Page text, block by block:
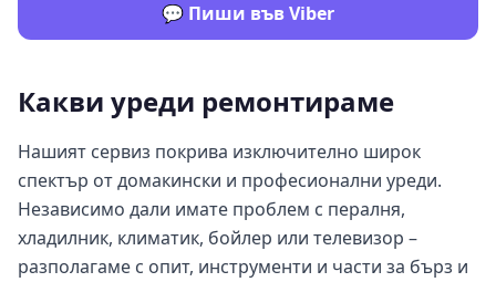
💬 Пиши във Viber
Какви уреди ремонтираме
Нашият сервиз покрива изключително широк
спектър от домакински и професионални уреди.
Независимо дали имате проблем с пералня,
хладилник, климатик, бойлер или телевизор –
разполагаме с опит, инструменти и части за бърз и